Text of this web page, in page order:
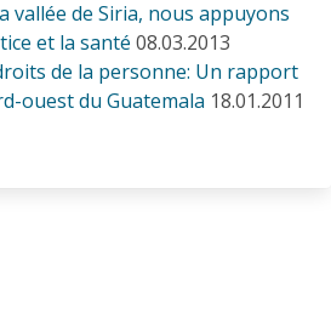
vallée de Siria, nous appuyons
et la santé 08.03.2013
de la personne: Un rapport
ouest du Guatemala 18.01.2011